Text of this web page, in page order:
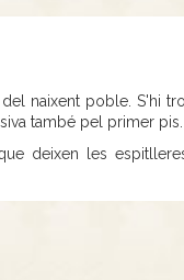
naixent poble. S'hi
també pel primer pis.
deixen les